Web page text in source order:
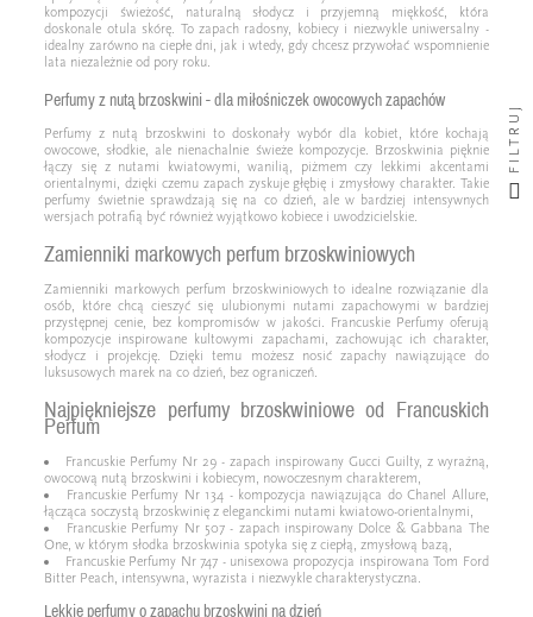
kompozycji świeżość, naturalną słodycz i przyjemną miękkość, która
doskonale otula skórę. To zapach radosny, kobiecy i niezwykle uniwersalny -
idealny zarówno na ciepłe dni, jak i wtedy, gdy chcesz przywołać wspomnienie
lata niezależnie od pory roku.
Perfumy z nutą brzoskwini - dla miłośniczek owocowych zapachów
Perfumy z nutą brzoskwini to doskonały wybór dla kobiet, które kochają
owocowe, słodkie, ale nienachalnie świeże kompozycje. Brzoskwinia pięknie
łączy się z nutami kwiatowymi, wanilią, piżmem czy lekkimi akcentami
orientalnymi, dzięki czemu zapach zyskuje głębię i zmysłowy charakter. Takie
perfumy świetnie sprawdzają się na co dzień, ale w bardziej intensywnych
wersjach potrafią być również wyjątkowo kobiece i uwodzicielskie.
Zamienniki markowych perfum brzoskwiniowych
Zamienniki markowych perfum brzoskwiniowych to idealne rozwiązanie dla
osób, które chcą cieszyć się ulubionymi nutami zapachowymi w bardziej
przystępnej cenie, bez kompromisów w jakości. Francuskie Perfumy oferują
kompozycje inspirowane kultowymi zapachami, zachowując ich charakter,
słodycz i projekcję. Dzięki temu możesz nosić zapachy nawiązujące do
luksusowych marek na co dzień, bez ograniczeń.
Najpiękniejsze perfumy brzoskwiniowe od Francuskich
Perfum
Francuskie Perfumy Nr 29 - zapach inspirowany Gucci Guilty, z wyraźną,
owocową nutą brzoskwini i kobiecym, nowoczesnym charakterem,
Francuskie Perfumy Nr 134 - kompozycja nawiązująca do Chanel Allure,
łącząca soczystą brzoskwinię z eleganckimi nutami kwiatowo-orientalnymi,
Francuskie Perfumy Nr 507 - zapach inspirowany Dolce & Gabbana The
One, w którym słodka brzoskwinia spotyka się z ciepłą, zmysłową bazą,
Francuskie Perfumy Nr 747 - unisexowa propozycja inspirowana Tom Ford
Bitter Peach, intensywna, wyrazista i niezwykle charakterystyczna.
Lekkie perfumy o zapachu brzoskwini na dzień
FILTRUJ